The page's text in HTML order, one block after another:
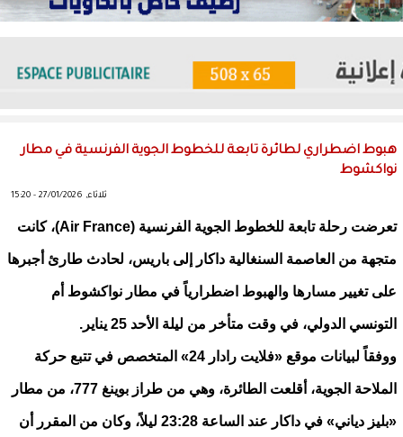
هبوط اضطراري لطائرة تابعة للخطوط الجوية الفرنسية في مطار
نواكشوط
ثلاثاء, 27/01/2026 - 15:20
تعرضت رحلة تابعة للخطوط الجوية الفرنسية (Air France)، كانت
متجهة من العاصمة السنغالية داكار إلى باريس، لحادث طارئ أجبرها
على تغيير مسارها والهبوط اضطرارياً في مطار نواكشوط أم
التونسي الدولي، في وقت متأخر من ليلة الأحد 25 يناير.
ووفقاً لبيانات موقع «فلايت رادار 24» المتخصص في تتبع حركة
الملاحة الجوية، أقلعت الطائرة، وهي من طراز بوينغ 777، من مطار
«بليز دياني» في داكار عند الساعة 23:28 ليلاً، وكان من المقرر أن